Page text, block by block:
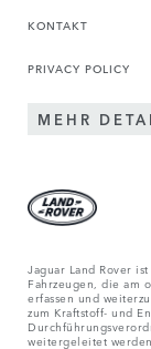
KONTAKT
PRIVACY POLICY
MEHR
Jaguar Land Rover
Fahrzeugen, die am
erfassen und
zum Kraftstoff- und
weitergeleitet